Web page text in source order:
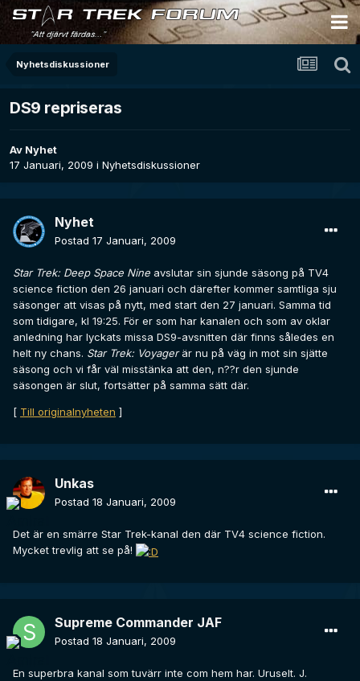
Nyhetsdiskussioner
DS9 repriseras
Av Nyhet
17 Januari, 2009 i Nyhetsdiskussioner
Nyhet
Postad 17 Januari, 2009
Star Trek: Deep Space Nine avslutar sin sjunde säsong på TV4
science fiction den 26 januari och därefter kommer samtliga sju
säsonger att visas på nytt, med start den 27 januari. Samma tid
som tidigare, kl 19:25. För er som har kanalen och som av oklar
anledning har lyckats missa DS9-avsnitten där finns således en
helt ny chans. Star Trek: Voyagerär nu på väg in mot sin sjätte
säsong och vi får väl misstänka att den, n??r den sjunde
säsongen är slut, fortsätter på samma sätt där.
[ Till originalnyheten ]
Unkas
Postad 18 Januari, 2009
Det är en smärre Star Trek-kanal den där TV4 science fiction.
Mycket trevlig att se på!
Supreme Commander JAF
Postad 18 Januari, 2009
En superbra kanal som tuvärr inte com hem har. Uruselt. J.